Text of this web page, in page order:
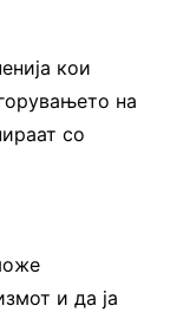
кои
на
со
и да ја